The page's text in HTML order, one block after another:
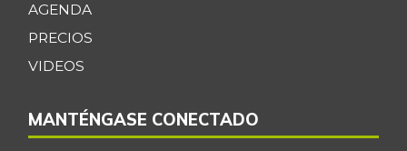
AGENDA
PRECIOS
VIDEOS
MANTÉNGASE CONECTADO